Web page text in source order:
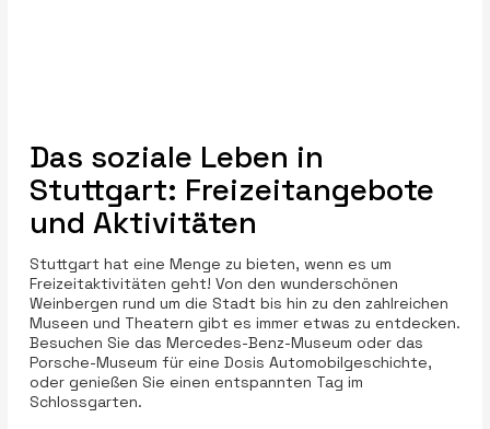
Das soziale Leben in
Stuttgart: Freizeitangebote
und Aktivitäten
Stuttgart hat eine Menge zu bieten, wenn es um
Freizeitaktivitäten geht! Von den wunderschönen
Weinbergen rund um die Stadt bis hin zu den zahlreichen
Museen und Theatern gibt es immer etwas zu entdecken.
Besuchen Sie das Mercedes-Benz-Museum oder das
Porsche-Museum für eine Dosis Automobilgeschichte,
oder genießen Sie einen entspannten Tag im
Schlossgarten.